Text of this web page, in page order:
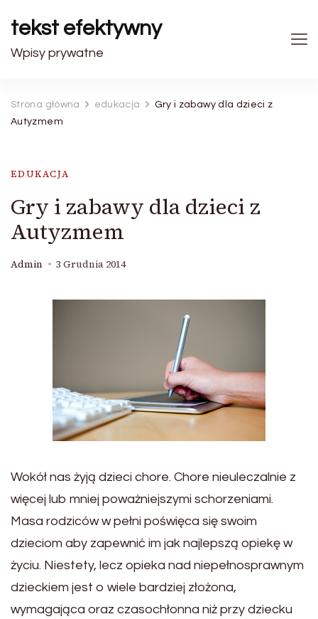
tekst efektywny
Wpisy prywatne
Strona główna edukacja
Gry i zabawy dla dzieci z
Autyzmem
EDUKACJA
Gry i zabawy dla dzieci z
Autyzmem
Admin 3 Grudnia 2014
Wokół nas żyją dzieci chore. Chore nieuleczalnie z
więcej lub mniej poważniejszymi schorzeniami.
Masa rodziców w pełni poświęca się swoim
dzieciom aby zapewnić im jak najlepszą opiekę w
życiu. Niestety, lecz opieka nad niepełnosprawnym
dzieckiem jest o wiele bardziej złożona,
wymagająca oraz czasochłonna niż przy dziecku